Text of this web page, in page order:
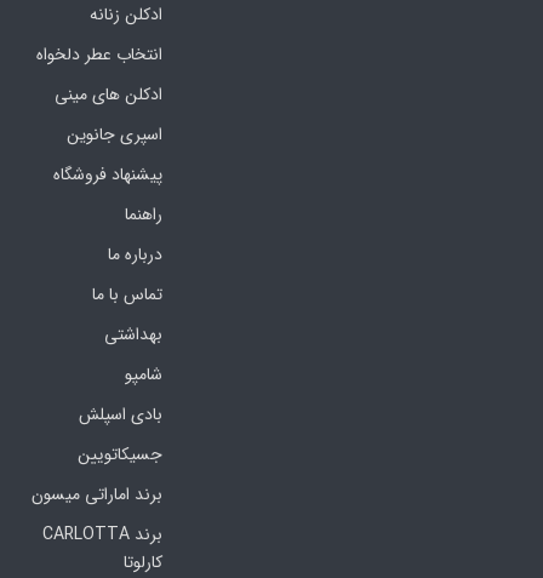
ادکلن زنانه
انتخاب عطر دلخواه
ادکلن های مینی
اسپری جانوین
پیشنهاد فروشگاه
راهنما
درباره ما
تماس با ما
بهداشتی
شامپو
بادی اسپلش
جسیکاتویین
برند اماراتی میسون
برند CARLOTTA
کارلوتا